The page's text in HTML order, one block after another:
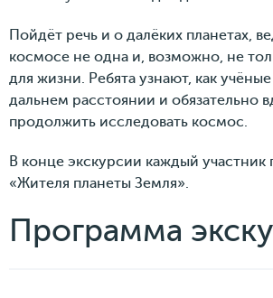
Пойдёт речь и о далёких планетах,
космосе не одна и, возможно, не
для жизни. Ребята узнают, как
дальнем расстоянии и обязательно
продолжить исследовать космос.
В конце экскурсии каждый участник
«Жителя планеты Земля».
Программа